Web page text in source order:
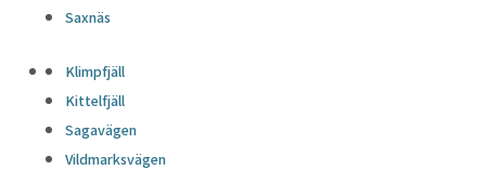
Saxnäs
Klimpfjäll
Kittelfjäll
Sagavägen
Vildmarksvägen